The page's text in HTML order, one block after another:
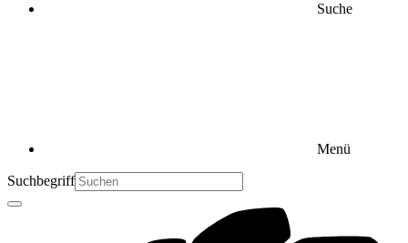
Suche
Menü
Suchbegriff